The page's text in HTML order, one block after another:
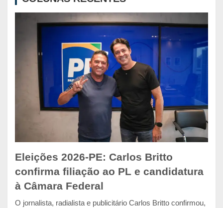
Eleições 2026-PE: Carlos Britto
confirma filiação ao PL e candidatura
à Câmara Federal
O jornalista, radialista e publicitário Carlos Britto confirmou,